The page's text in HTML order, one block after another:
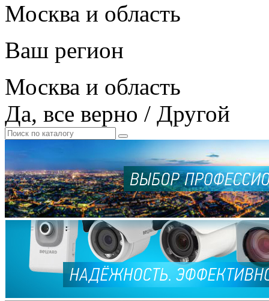
Москва и область
Ваш регион
Москва и область
Да, все верно / Другой